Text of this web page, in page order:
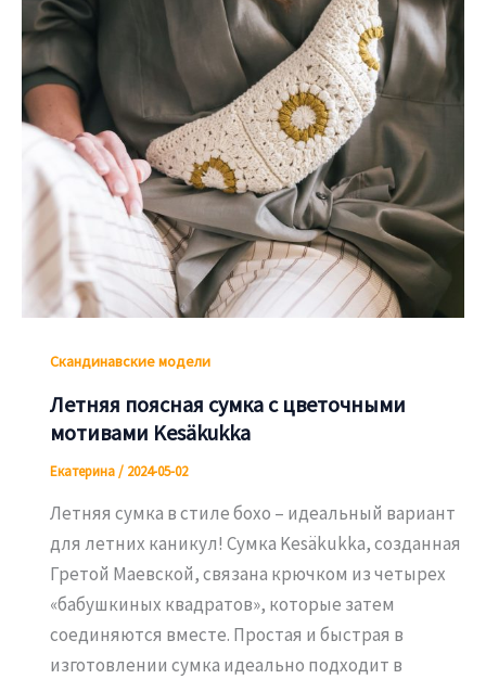
Скандинавские модели
Летняя поясная сумка с цветочными
мотивами Kesäkukka
Екатерина/ 2024-05-02
Летняя сумка в стиле бохо – идеальный вариант
для летних каникул! Сумка Kesäkukka, созданная
Гретой Маевской, связана крючком из четырех
«бабушкиных квадратов», которые затем
соединяются вместе. Простая и быстрая в
изготовлении сумка идеально подходит в